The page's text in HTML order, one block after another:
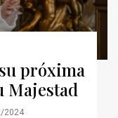
próxima
Majestad
2024